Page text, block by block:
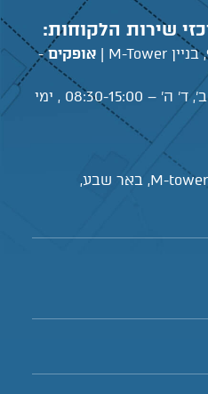
שירות הלקוחות:
אופקים-
יום א' 09:30-18:00, ימים ב', ד' ה' – 08:30-15:00 , ימי
רחוב רחה פריאר 9, בניין M-tower, באר שבע,